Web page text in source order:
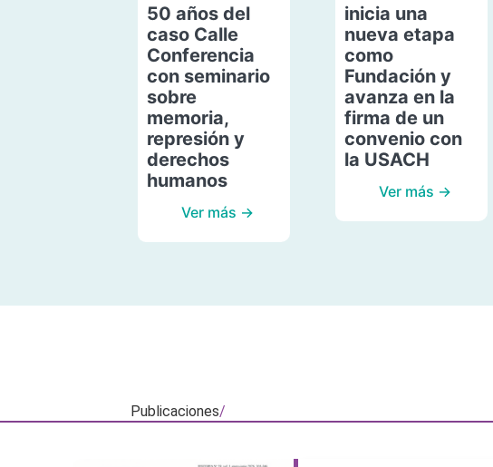
50 años del
caso Calle
Conferencia
con seminario
sobre
memoria,
represión y
derechos
humanos
Ver más →
inicia una
nueva etapa
como
Fundación y
avanza en la
firma de un
convenio con
la USACH
Ver más →
Publicaciones/